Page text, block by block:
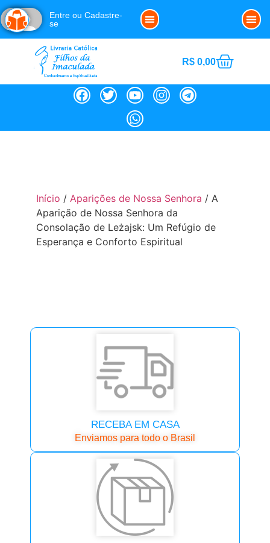
Entre ou Cadastre-
se
R$0,00
Início / Aparições de Nossa Senhora / A
Aparição de Nossa Senhora da
Consolação de Leżajsk: Um Refúgio de
Esperança e Conforto Espiritual
RECEBA EM CASA
Enviamos para todo o Brasil